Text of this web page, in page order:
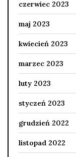
czerwiec 2023
maj 2023
kwiecień 2023
marzec 2023
luty 2023
styczeń 2023
grudzień 2022
listopad 2022